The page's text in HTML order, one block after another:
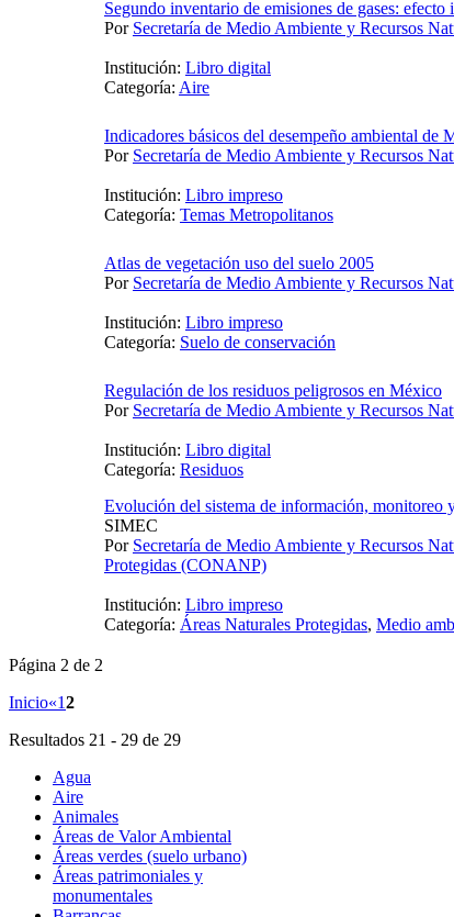
Segundo inventario de emisiones de gases:
Por Secretaría de Medio Ambiente y Recursos
Institución: Libro digital
Categoría: Aire
Indicadores básicos del desempeño ambiental de
Por Secretaría de Medio Ambiente y Recursos
Institución: Libro impreso
Categoría: Temas Metropolitanos
Atlas de vegetación uso del suelo 2005
Por Secretaría de Medio Ambiente y Recursos
Institución: Libro impreso
Categoría: Suelo de conservación
Regulación de los residuos peligrosos en México
Por Secretaría de Medio Ambiente y Recursos
Institución: Libro digital
Categoría: Residuos
Evolución del sistema de información, monitoreo
SIMEC
Por Secretaría de Medio Ambiente y Recursos
Protegidas (CONANP)
Institución: Libro impreso
Categoría: Áreas Naturales Protegidas, Medio
Página 2 de 2
Inicio«12
Resultados 21 - 29 de 29
Agua
Aire
Animales
Áreas de Valor Ambiental
Áreas verdes (suelo urbano)
Áreas patrimoniales y
monumentales